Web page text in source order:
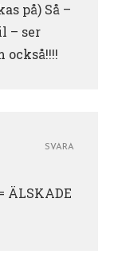
på) Så –
– ser
också!!!!
ÄLSKADE
SVARA